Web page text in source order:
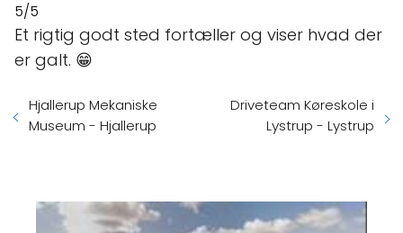
5/5
Et rigtig godt sted fortæller og viser hvad der
er galt. 😁
Hjallerup Mekaniske
Museum - Hjallerup
Driveteam Køreskole i
Lystrup - Lystrup